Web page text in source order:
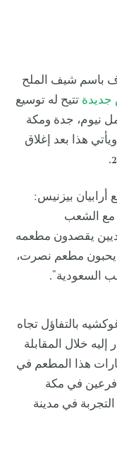
باسم شيف الملح
تتيح له توسيع
نيوم، جدة ومكة
هذا بعد إغلاق
بيزنيس:
مع الشعب
يقصدون مطعمه
يحبون مطعم نصرت،
السعودية".
بالتفاؤل تجاه
خلال المقابلة
هذا المطعم في
فرعين في مكة
في مدينة